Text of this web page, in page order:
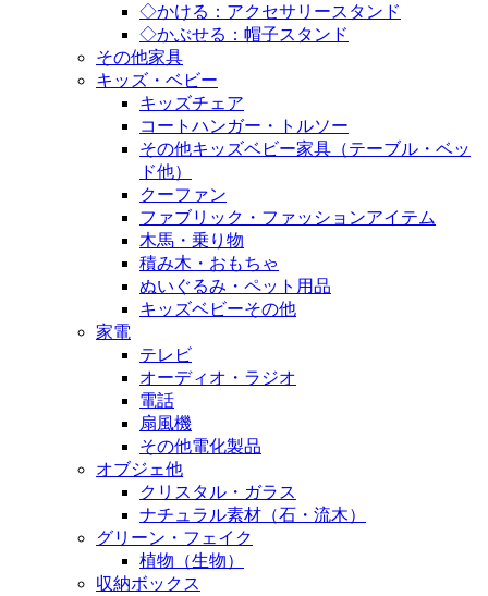
◇かける：アクセサリースタンド
◇かぶせる：帽子スタンド
その他家具
キッズ・ベビー
キッズチェア
コートハンガー・トルソー
その他キッズベビー家具（テーブル・ベッ
ド他）
クーファン
ファブリック・ファッションアイテム
木馬・乗り物
積み木・おもちゃ
ぬいぐるみ・ペット用品
キッズベビーその他
家電
テレビ
オーディオ・ラジオ
電話
扇風機
その他電化製品
オブジェ他
クリスタル・ガラス
ナチュラル素材（石・流木）
グリーン・フェイク
植物（生物）
収納ボックス